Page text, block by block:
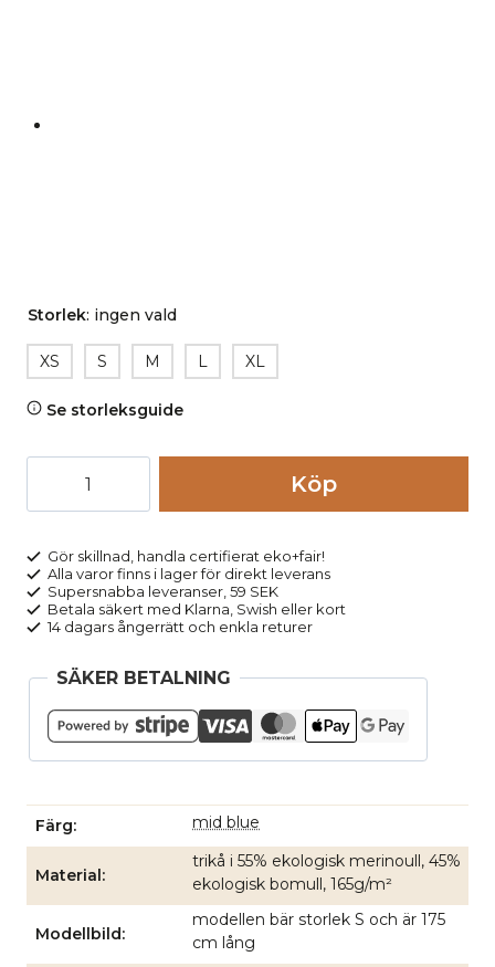
Storlek: ingen vald
XS S M L XL
Se storleksguide
BERYL
blå
melerad
mängd
Köp
Gör skillnad, handla certifierat eko+fair!
Alla varor finns i lager för direkt leverans
Supersnabba leveranser, 59 SEK
Betala säkert med Klarna, Swish eller kort
14 dagars ångerrätt och enkla returer
SÄKER BETALNING
Färg mid blue
Material
trikå i 55% ekologisk merinoull, 45%
ekologisk bomull, 165g/m²
Modellbild
modellen bär storlek S och är 175
cm lång